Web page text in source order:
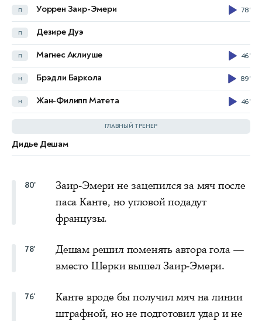
п Уоррен Заир-Эмери 78'
п Дезире Дуэ
п Магнес Аклиуше 46'
н Брэдли Баркола 89'
н Жан-Филипп Матета 46'
ГЛАВНЫЙ ТРЕНЕР
Дидье Дешам
н Эванн Гессан
н Базумана Туре
Mohamed Kone
Christ Ravynel Inao Oulai 68'
80'
Заир-Эмери не зацепился за мяч после
паса Канте, но угловой подадут
французы.
78'
Дешам решил поменять автора гола —
вместо Шерки вышел Заир-Эмери.
76'
Канте вроде бы получил мяч на линии
штрафной, но не подготовил удар и не